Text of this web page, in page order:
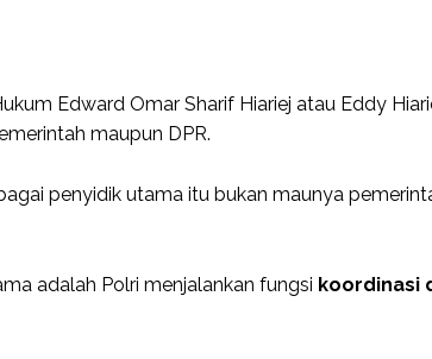
Edward Omar Sharif Hiariej atau Eddy
maupun DPR.
penyidik utama itu bukan maunya
adalah Polri menjalankan fungsi koordinasi